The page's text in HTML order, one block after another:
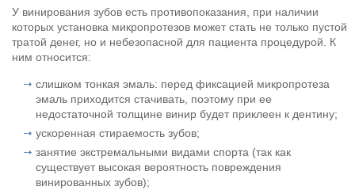
У винирования зубов есть противопоказания, при наличии
которых установка микропротезов может стать не только пустой
тратой денег, но и небезопасной для пациента процедурой. К
ним относится:
слишком тонкая эмаль: перед фиксацией микропротеза
эмаль приходится стачивать, поэтому при ее
недостаточной толщине винир будет приклеен к дентину;
ускоренная стираемость зубов;
занятие экстремальными видами спорта (так как
существует высокая вероятность повреждения
винированных зубов);